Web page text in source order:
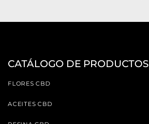
CATÁLOGO DE PRODUCTOS
FLORES CBD
ACEITES CBD